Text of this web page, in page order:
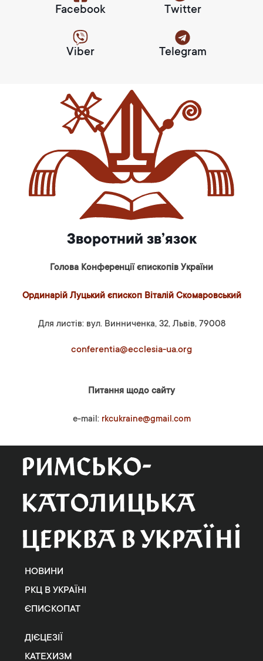
Facebook Twitter
Viber Telegram
Зворотний зв’язок
Голова Конференції єпископів України
Ординарій Луцький єпископ Віталій Скомаровський
Для листів: вул. Винниченка, 32, Львів, 79008
conferentia@ecclesia-ua.org
Питання щодо сайту
e-mail: rkcukraine@gmail.com
НОВИНИ
РКЦ В УКРАЇНІ
ЄПИСКОПАТ
ДІЄЦЕЗІЇ
КАТЕХИЗМ